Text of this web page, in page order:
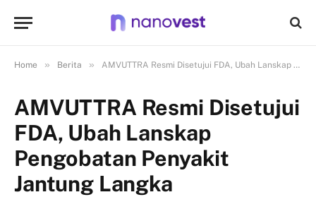
Home » Berita » AMVUTTRA Resmi Disetujui FDA, Ubah Lanskap Pengobatan Penyakit Jantung Langka
AMVUTTRA Resmi Disetujui
FDA, Ubah Lanskap
Pengobatan Penyakit
Jantung Langka